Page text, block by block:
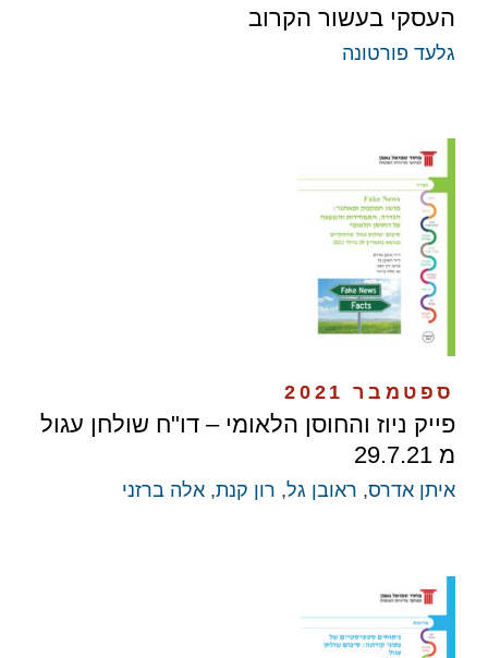
העסקי בעשור הקרוב
גלעד פורטונה
ספטמבר 2021
פייק ניוז והחוסן הלאומי – דו"ח שולחן עגול
מ 29.7.21
איתן אדרס, ראובן גל, רון קנת, אלה ברזני